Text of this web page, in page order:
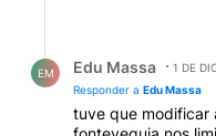
EM Edu Massa
1 DE
Responder a Edu Massa
tuve que modificar